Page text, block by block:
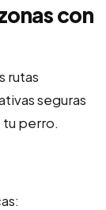
con
rutas
seguras
tu perro.